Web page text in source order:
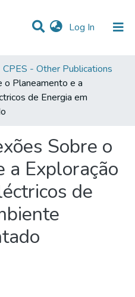
Log In (current)
CPES - Other Publications
Planeamento e a
de Energia em
Sobre o
a Exploração
de